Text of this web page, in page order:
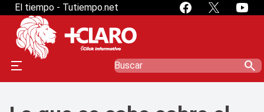
El tiempo - Tutiempo.net
search